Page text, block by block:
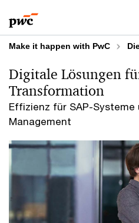
to
content
to
footer
Make it happen with PwC
Effizienz für SAP-
Management
Digitale Lösungen
Transformation